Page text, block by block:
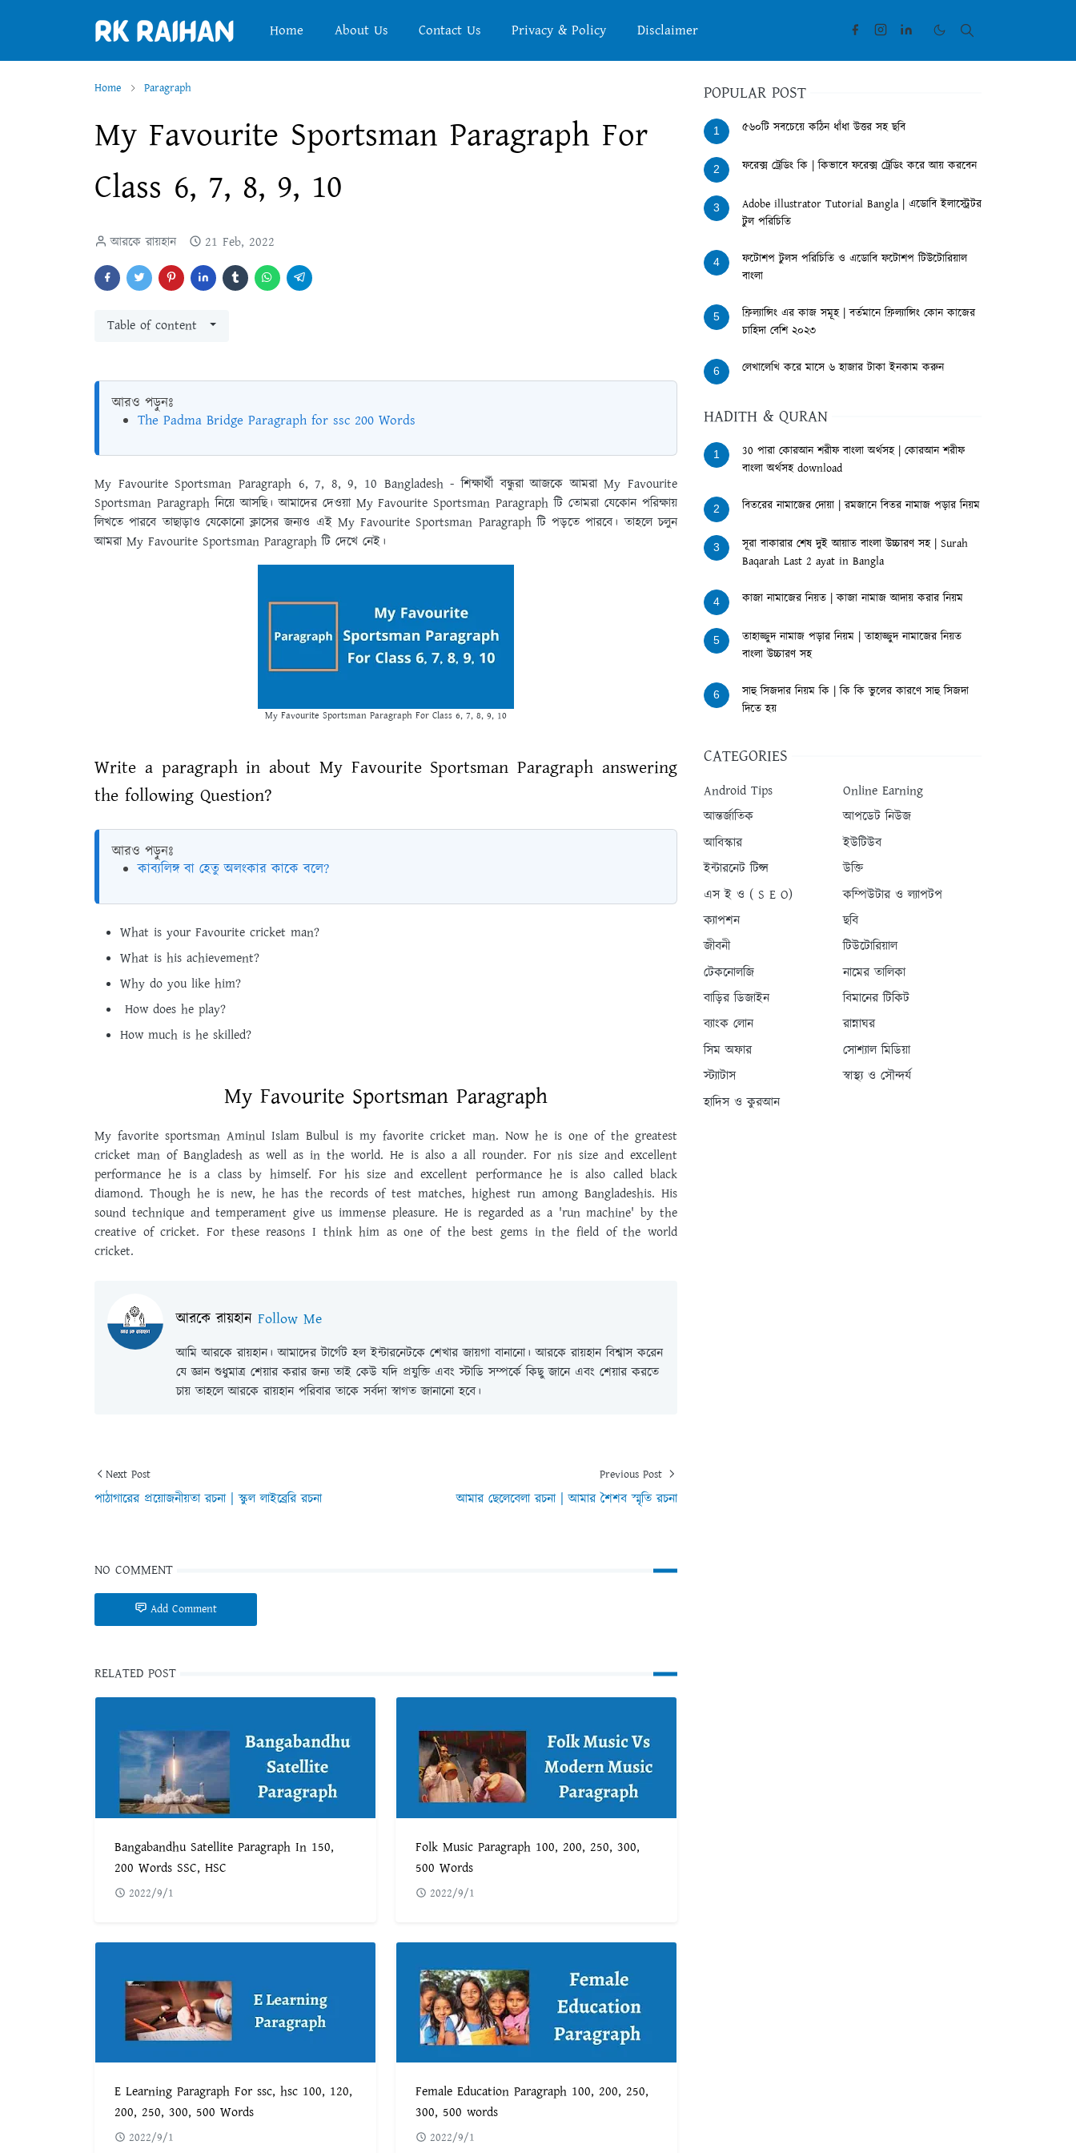
Home About Us Contact Us Privacy & Policy Disclaimer
Home Paragraph
My Favourite Sportsman Paragraph For
Class 6, 7, 8, 9, 10
আরকে রায়হান 21 Feb, 2022
Table of content
আরও পড়ুনঃ
The Padma Bridge Paragraph for ssc 200 Words
My Favourite Sportsman Paragraph 6, 7, 8, 9, 10 Bangladesh - শিক্ষার্থী বন্ধুরা আজকে আমরা My Favourite
Sportsman Paragraph নিয়ে আসছি। আমাদের দেওয়া My Favourite Sportsman Paragraph টি তোমরা যেকোন পরিক্ষায়
লিখতে পারবে তাছাড়াও যেকোনো ক্লাসের জন্যও এই My Favourite Sportsman Paragraph টি পড়তে পারবে। তাহলে চলুন
আমরা My Favourite Sportsman Paragraph টি দেখে নেই।
My Favourite Sportsman Paragraph For Class 6, 7, 8, 9, 10
Write a paragraph in about My Favourite Sportsman Paragraph answering
the following Question?
আরও পড়ুনঃ
কাব্যলিঙ্গ বা হেতু অলংকার কাকে বলে?
What is your Favourite cricket man?
What is his achievement?
Why do you like him?
How does he play?
How much is he skilled?
My Favourite Sportsman Paragraph
My favorite sportsman Aminul Islam Bulbul is my favorite cricket man. Now he is one of the greatest
cricket man of Bangladesh as well as in the world. He is also a all rounder. For nis size and excellent
performance he is a class by himself. For his size and excellent performance he is also called black
diamond. Though he is new, he has the records of test matches, highest run among Bangladeshis. His
sound technique and temperament give us immense pleasure. He is regarded as a 'run machine' by the
creative of cricket. For these reasons I think him as one of the best gems in the field of the world
cricket.
আরকে রায়হান Follow Me
আমি আরকে রায়হান। আমাদের টার্গেট হল ইন্টারনেটকে শেখার জায়গা বানানো। আরকে রায়হান বিশ্বাস করেন
যে জ্ঞান শুধুমাত্র শেয়ার করার জন্য তাই কেউ যদি প্রযুক্তি এবং স্টাডি সম্পর্কে কিছু জানে এবং শেয়ার করতে
চায় তাহলে আরকে রায়হান পরিবার তাকে সর্বদা স্বাগত জানানো হবে।
Next Post
পাঠাগারের প্রয়ােজনীয়তা রচনা | স্কুল লাইব্রেরি রচনা
Previous Post
আমার ছেলেবেলা রচনা | আমার শৈশব স্মৃতি রচনা
NO COMMENT
Add Comment
RELATED POST
Bangabandhu Satellite Paragraph In 150,
200 Words SSC, HSC
2022/9/1
Folk Music Paragraph 100, 200, 250, 300,
500 Words
2022/9/1
E Learning Paragraph For ssc, hsc 100, 120,
200, 250, 300, 500 Words
2022/9/1
Female Education Paragraph 100, 200, 250,
300, 500 words
2022/9/1
POPULAR POST
1 ৫৬০টি সবচেয়ে কঠিন ধাঁধা উত্তর সহ ছবি
2 ফরেক্স ট্রেডিং কি | কিভাবে ফরেক্স ট্রেডিং করে আয় করবেন
3
Adobe illustrator Tutorial Bangla | এডোবি ইলাস্ট্রেটর
টুল পরিচিতি
4
ফটোশপ টুলস পরিচিতি ও এডোবি ফটোশপ টিউটোরিয়াল
বাংলা
5
ফ্রিল্যান্সিং এর কাজ সমূহ | বর্তমানে ফ্রিল্যান্সিং কোন কাজের
চাহিদা বেশি ২০২৩
6 লেখালেখি করে মাসে ৬ হাজার টাকা ইনকাম করুন
HADITH & QURAN
1
30 পারা কোরআন শরীফ বাংলা অর্থসহ | কোরআন শরীফ
বাংলা অর্থসহ download
2 বিতরের নামাজের দোয়া | রমজানে বিতর নামাজ পড়ার নিয়ম
3
সূরা বাকারার শেষ দুই আয়াত বাংলা উচ্চারণ সহ | Surah
Baqarah Last 2 ayat in Bangla
4 কাজা নামাজের নিয়ত | কাজা নামাজ আদায় করার নিয়ম
5
তাহাজ্জুদ নামাজ পড়ার নিয়ম | তাহাজ্জুদ নামাজের নিয়ত
বাংলা উচ্চারণ সহ
6
সাহু সিজদার নিয়ম কি | কি কি ভুলের কারণে সাহু সিজদা
দিতে হয়
CATEGORIES
Android Tips
Online Earning
আন্তর্জাতিক
আপডেট নিউজ
আবিস্কার
ইউটিউব
ইন্টারনেট টিপ্স
উক্তি
এস ই ও ( S E O)
কম্পিউটার ও ল্যাপটপ
ক্যাপশন
ছবি
জীবনী
টিউটোরিয়াল
টেকনোলজি
নামের তালিকা
বাড়ির ডিজাইন
বিমানের টিকিট
ব্যাংক লোন
রান্নাঘর
সিম অফার
সোশ্যাল মিডিয়া
স্ট্যাটাস
স্বাস্থ্য ও সৌন্দর্য
হাদিস ও কুরআন